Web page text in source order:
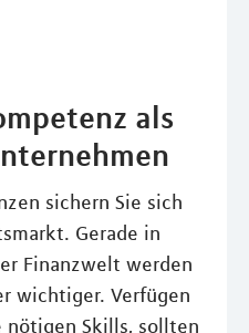
als
sichern Sie sich
Gerade in
Finanzwelt werden
wichtiger. Verfügen
nötigen Skills, sollten